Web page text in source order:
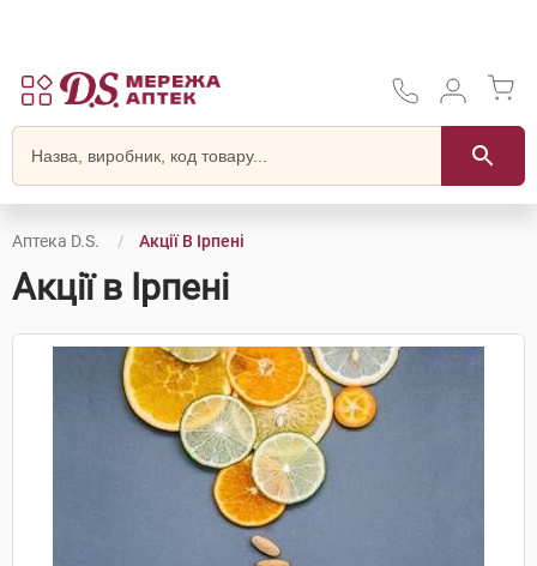
Аптека D.S. Акції В Ірпені
Акції в Ірпені